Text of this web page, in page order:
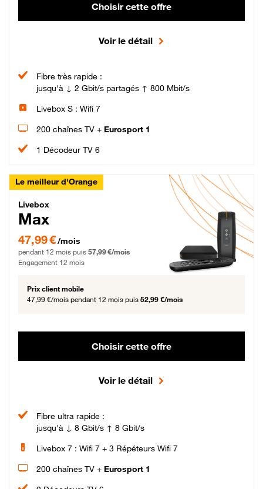
Choisir cette offre
Voir le détail
Fibre très rapide :
jusqu'à ↓ 2 Gbit/s partagés ↑ 800 Mbit/s
Livebox S : Wifi 7
200 chaînes TV + Eurosport 1
1 Décodeur TV 6
Le meilleur d'Orange
Livebox Max Fibre
Livebox
Max
47,99 € par mois pendant 12 mois puis 57,99 € par mois, Engagement 12 mois
47,99 €/mois
pendant 12 mois puis 57,99 €/mois
Engagement 12 mois
Prix client mobile
47,99 €/mois pendant 12 mois puis 52,99 €/mois
Choisir cette offre
Voir le détail
Fibre ultra rapide :
jusqu'à ↓ 8 Gbit/s ↑ 8 Gbit/s
Livebox 7 : Wifi 7 + 3 Répéteurs Wifi 7
200 chaînes TV + Eurosport 1